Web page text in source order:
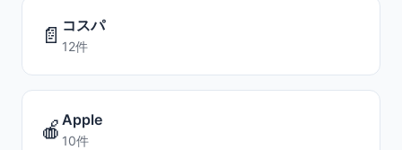
📄 コスパ
12件
🍎 Apple
10件